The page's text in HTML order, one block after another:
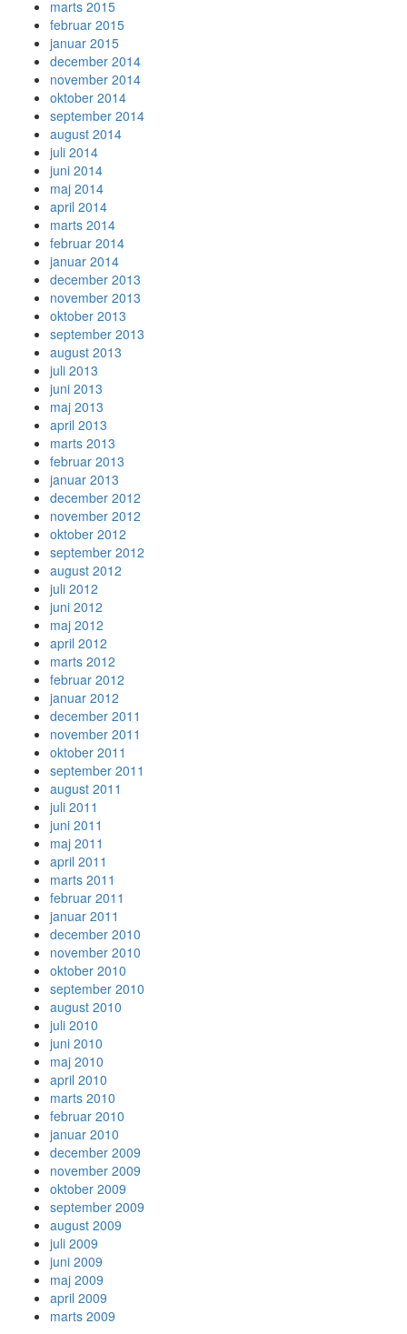
marts 2015
februar 2015
januar 2015
december 2014
november 2014
oktober 2014
september 2014
august 2014
juli 2014
juni 2014
maj 2014
april 2014
marts 2014
februar 2014
januar 2014
december 2013
november 2013
oktober 2013
september 2013
august 2013
juli 2013
juni 2013
maj 2013
april 2013
marts 2013
februar 2013
januar 2013
december 2012
november 2012
oktober 2012
september 2012
august 2012
juli 2012
juni 2012
maj 2012
april 2012
marts 2012
februar 2012
januar 2012
december 2011
november 2011
oktober 2011
september 2011
august 2011
juli 2011
juni 2011
maj 2011
april 2011
marts 2011
februar 2011
januar 2011
december 2010
november 2010
oktober 2010
september 2010
august 2010
juli 2010
juni 2010
maj 2010
april 2010
marts 2010
februar 2010
januar 2010
december 2009
november 2009
oktober 2009
september 2009
august 2009
juli 2009
juni 2009
maj 2009
april 2009
marts 2009